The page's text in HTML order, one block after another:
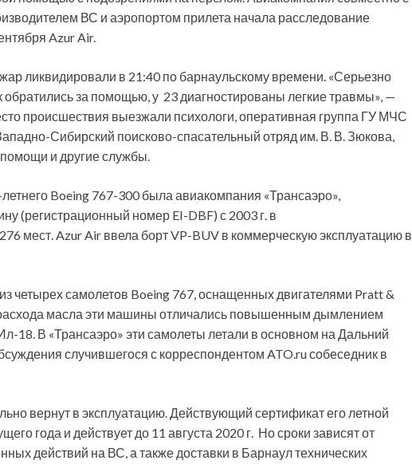
ВС и аэропортом прилета начала расследование
Azur Air.
ликвидировали в 21:40 по барнаульскому времени. «Серьезно
обратились за помощью, у 23 диагностированы легкие травмы», —
происшествия выезжали психологи, оперативная группа ГУ МЧС
Сибирский поисково-спасательный отряд им. В. В. Зюкова,
и другие службы.
Boeing 767-300 была авиакомпания «Трансаэро»,
(регистрационный номер EI-DBF) с 2003 г. в
мест. Azur Air ввела борт VP-BUV в коммерческую эксплуатацию в
четырех самолетов Boeing 767, оснащенных двигателями Pratt &
масла эти машины отличались повышенным дымлением
18. В «Трансаэро» эти самолеты летали в основном на Дальний
случившегося с корреспондентом ATO.ru собеседник в
вернут в эксплуатацию. Действующий сертификат его летной
года и действует до 11 августа 2020 г. Но сроки зависят от
действий на ВС, а также доставки в Барнаул технических